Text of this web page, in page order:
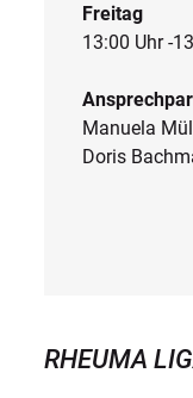
Freitag
13:00 Uhr -
Manuela
Doris
RHEUMA